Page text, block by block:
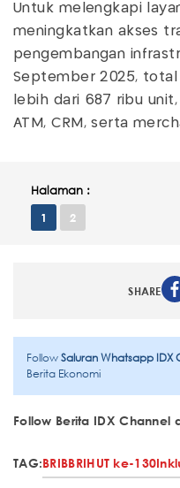
Untuk melengkapi
meningkatkan akses
pengembangan
September 2025, total
lebih dari 687 ribu
ATM, CRM, serta
Halaman :
1 2
SHARE
FollowSaluran Whatsapp IDX
Berita Ekonomi
Follow Berita IDX Channel
TAG:BRIBBRIHUT ke-130